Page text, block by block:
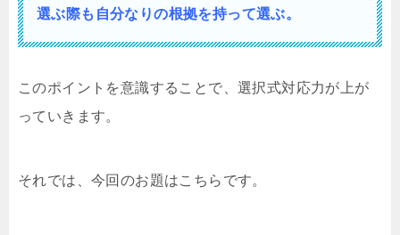
選ぶ際も自分なりの根拠を持って選ぶ。
このポイントを意識することで、選択式対応力が上が
っていきます。
それでは、今回のお題はこちらです。